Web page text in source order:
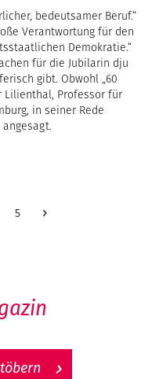
bedeutsamer Beruf.“
Verantwortung für den
Demokratie.“
für die Jubilarin dju
gibt. Obwohl „60
Lilienthal, Professor für
in seiner Rede
5